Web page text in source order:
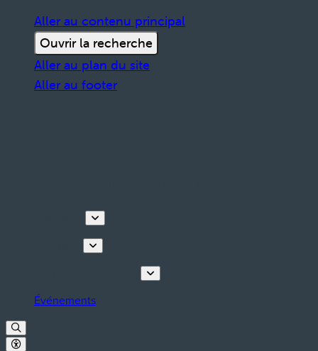
Aller au contenu principal
Ouvrir la recherche
Aller au plan du site
Aller au footer
Événements